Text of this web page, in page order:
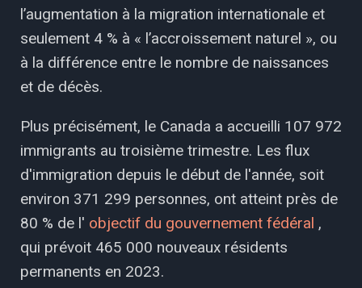
l’augmentation à la migration internationale et
seulement 4 % à « l’accroissement naturel », ou
à la différence entre le nombre de naissances
et de décès.
Plus précisément, le Canada a accueilli 107 972
immigrants au troisième trimestre. Les flux
d'immigration depuis le début de l'année, soit
environ 371 299 personnes, ont atteint près de
80 % de l' objectif du gouvernement fédéral ,
qui prévoit 465 000 nouveaux résidents
permanents en 2023.